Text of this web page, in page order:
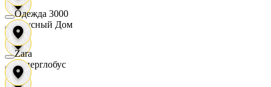
Вкусный Дом
Гиперглобус
Одежда 3000
Zara